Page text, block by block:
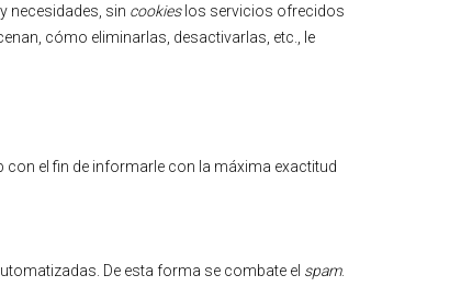
necesidades, sin cookieslos servicios ofrecidos
cómo eliminarlas, desactivarlas, etc., le
con el fin de informarle con la máxima exactitud
De esta forma se combate el spam.